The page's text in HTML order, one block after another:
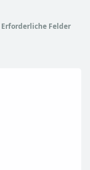
Erforderliche Felder